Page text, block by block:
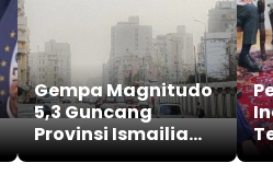
Gempa Magnitudo
5,3 Guncang
Provinsi Ismailia
Mesir